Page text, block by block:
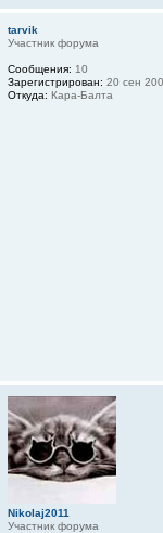
tarvik
Участник форума
Сообщения: 10
Зарегистрирован: 20 сен
Откуда: Кара-Балта
Nikolaj2011
Участник форума